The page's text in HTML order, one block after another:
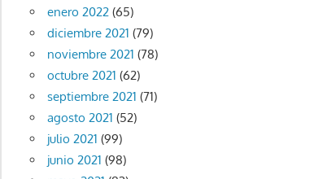
enero 2022(65)
diciembre 2021 (79)
noviembre 2021 (78)
octubre 2021 (62)
septiembre 2021 (71)
agosto 2021 (52)
julio 2021 (99)
junio 2021 (98)